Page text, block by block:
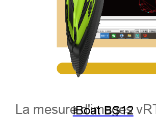
iBoat BS12
La mesure d'images